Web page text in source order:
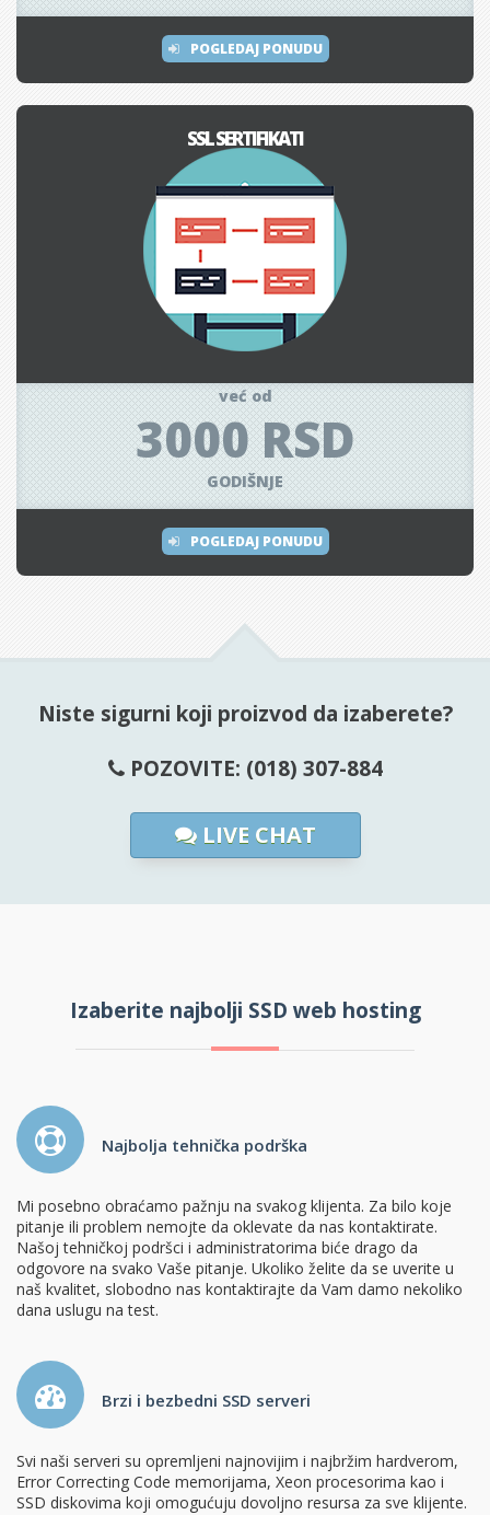
POGLEDAJ PONUDU
SSL SERTIFIKATI
već od
3000 RSD
GODIŠNJE
POGLEDAJ PONUDU
Niste sigurni koji proizvod da izaberete?
POZOVITE: (018) 307-884
LIVE CHAT
Izaberite najbolji SSD web hosting
Najbolja tehnička podrška
Mi posebno obraćamo pažnju na svakog klijenta. Za bilo koje
pitanje ili problem nemojte da oklevate da nas kontaktirate.
Našoj tehničkoj podršci i administratorima biće drago da
odgovore na svako Vaše pitanje. Ukoliko želite da se uverite u
naš kvalitet, slobodno nas kontaktirajte da Vam damo nekoliko
dana uslugu na test.
Brzi i bezbedni SSD serveri
Svi naši serveri su opremljeni najnovijim i najbržim hardverom,
Error Correcting Code memorijama, Xeon procesorima kao i
SSD diskovima koji omogućuju dovoljno resursa za sve klijente.